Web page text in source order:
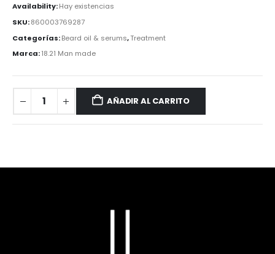
Availability:Hay existencias
SKU:860003769287
Categorías:Beard oil & serums,Treatment
Marca:18.21 Man made
AÑADIR AL CARRITO